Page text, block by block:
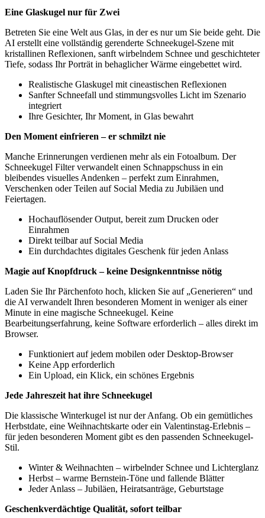
Eine Glaskugel nur für Zwei
Betreten Sie eine Welt aus Glas, in der es nur um Sie beide geht. Die
AI erstellt eine vollständig gerenderte Schneekugel-Szene mit
kristallinen Reflexionen, sanft wirbelndem Schnee und geschichteter
Tiefe, sodass Ihr Porträt in behaglicher Wärme eingebettet wird.
Realistische Glaskugel mit cineastischen Reflexionen
Sanfter Schneefall und stimmungsvolles Licht im Szenario
integriert
Ihre Gesichter, Ihr Moment, in Glas bewahrt
Den Moment einfrieren – er schmilzt nie
Manche Erinnerungen verdienen mehr als ein Fotoalbum. Der
Schneekugel Filter verwandelt einen Schnappschuss in ein
bleibendes visuelles Andenken – perfekt zum Einrahmen,
Verschenken oder Teilen auf Social Media zu Jubiläen und
Feiertagen.
Hochauflösender Output, bereit zum Drucken oder
Einrahmen
Direkt teilbar auf Social Media
Ein durchdachtes digitales Geschenk für jeden Anlass
Magie auf Knopfdruck – keine Designkenntnisse nötig
Laden Sie Ihr Pärchenfoto hoch, klicken Sie auf „Generieren“ und
die AI verwandelt Ihren besonderen Moment in weniger als einer
Minute in eine magische Schneekugel. Keine
Bearbeitungserfahrung, keine Software erforderlich – alles direkt im
Browser.
Funktioniert auf jedem mobilen oder Desktop-Browser
Keine App erforderlich
Ein Upload, ein Klick, ein schönes Ergebnis
Jede Jahreszeit hat ihre Schneekugel
Die klassische Winterkugel ist nur der Anfang. Ob ein gemütliches
Herbstdate, eine Weihnachtskarte oder ein Valentinstag-Erlebnis –
für jeden besonderen Moment gibt es den passenden Schneekugel-
Stil.
Winter & Weihnachten – wirbelnder Schnee und Lichterglanz
Herbst – warme Bernstein-Töne und fallende Blätter
Jeder Anlass – Jubiläen, Heiratsanträge, Geburtstage
Geschenkverdächtige Qualität, sofort teilbar